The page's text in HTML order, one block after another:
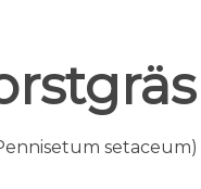
setaceum)